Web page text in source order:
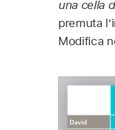
una cella
premuta
Modifica